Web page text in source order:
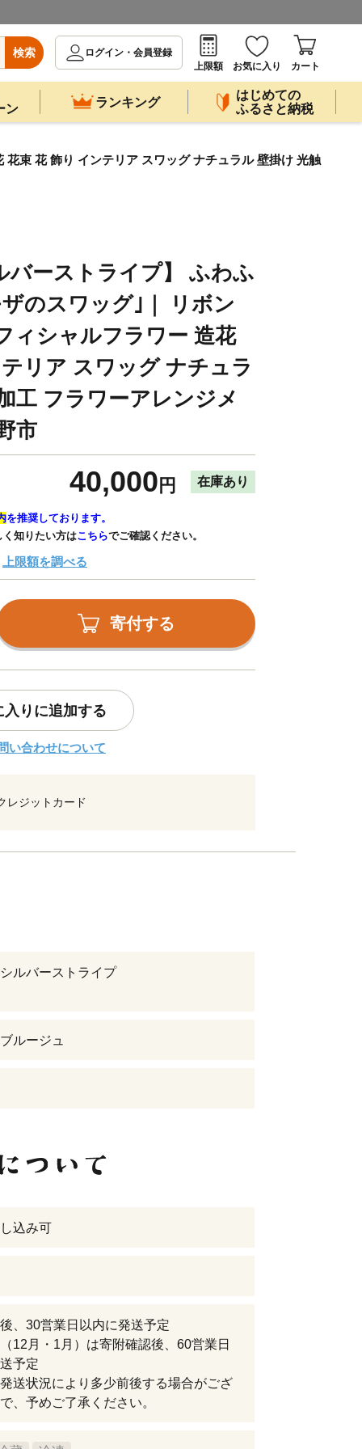
検索
ログイン・会員登録
上限額
お気に入り カート
ン
ランキング
はじめての
ふるさと納税
束 花 飾り インテリア スワッグ ナチュラル 壁掛け 光触
バーストライプ】 ふわふ
のスワッグ｣｜ リボン
ィシャルフラワー 造花
リア スワッグ ナチュラ
工 フラワーアレンジメ
市
40,000 円 在庫あり
を推奨しております。
く知りたい方はこちらでご確認ください。
上限額を調べる
寄付する
入りに追加する
い合わせについて
レジットカード
ルバーストライプ
ルージュ
込み可
、30営業日以内に発送予定
12月・1月）は寄附確認後、60営業日
予定
送状況により多少前後する場合がござ
、予めご了承ください。